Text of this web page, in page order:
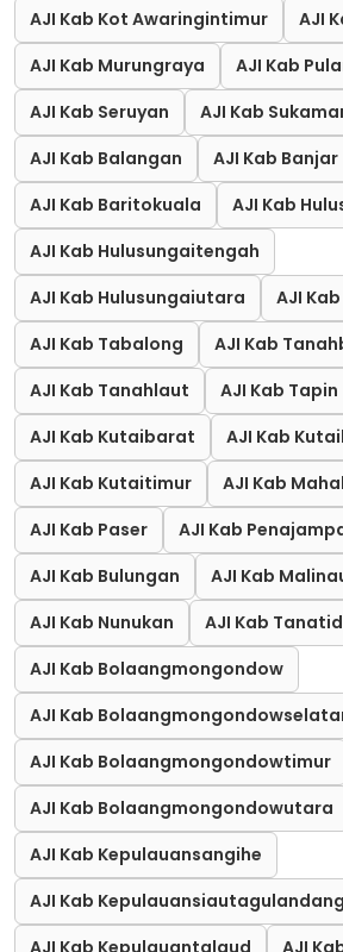
AJI Kab Kot Awaringintimur
AJI
AJI Kab Murungraya
AJI Kab
AJI Kab Seruyan
AJI Kab
AJI Kab Balangan
AJI Kab Banjar
AJI Kab Baritokuala
AJI Kab
AJI Kab Hulusungaitengah
AJI Kab Hulusungaiutara
AJI
AJI Kab Tabalong
AJI Kab
AJI Kab Tanahlaut
AJI Kab Tapin
AJI Kab Kutaibarat
AJI Kab
AJI Kab Kutaitimur
AJI Kab
AJI Kab Paser
AJI Kab
AJI Kab Bulungan
AJI Kab
AJI Kab Nunukan
AJI Kab
AJI Kab Bolaangmongondow
AJI Kab
AJI Kab Bolaangmongondowtimur
AJI Kab Bolaangmongondowutara
AJI Kab Kepulauansangihe
AJI Kab
AJI Kab Kepulauantalaud
AJI